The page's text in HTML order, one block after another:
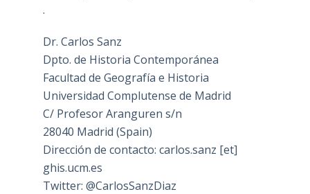
.
Dr. Carlos Sanz
Dpto. de Historia Contemporánea
Facultad de Geografía e Historia
Universidad Complutense de Madrid
C/ Profesor Aranguren s/n
28040 Madrid (Spain)
Dirección de contacto: carlos.sanz [et]
ghis.ucm.es
Twitter: @CarlosSanzDiaz